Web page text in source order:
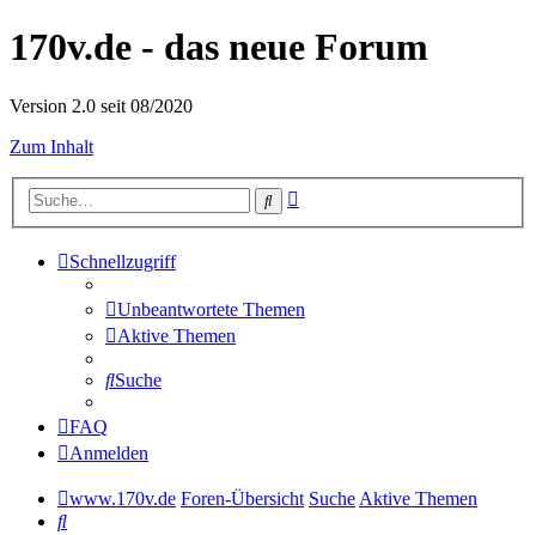
170v.de - das neue Forum
Version 2.0 seit 08/2020
Zum Inhalt
Suche
Schnellzugriff
Unbeantwortete Themen
Aktive Themen
Suche
FAQ
Anmelden
www.170v.de Foren-Übersicht SucheAktive Themen
Suche